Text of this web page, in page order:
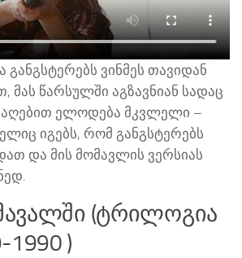
ვინმეს თავიდან
მას წარსულში აგზავნიან სადაც
ელოდება მკვლელი –
იგებს, რომ განგსტერებს
და მის მომავლის ვერსიას
(ტრილოგია
1990 )